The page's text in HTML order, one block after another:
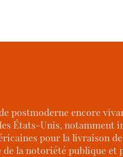
postmoderne encore
États-Unis, notamment
pour la livraison
de la notoriété publique et